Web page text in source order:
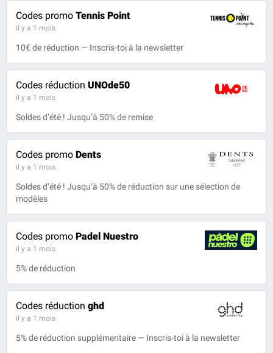
Codes promo Tennis Point
il y a 1 mois
10€ de réduction — Inscris-toi à la newsletter
Codes réduction UNOde50
il y a 1 mois
Soldes d’été ! Jusqu’à 50% de remise
Codes promo Dents
il y a 1 mois
Soldes d’été ! Jusqu’à 50% de réduction sur une sélection de
modèles
Codes promo Padel Nuestro
il y a 1 mois
5% de réduction
Codes réduction ghd
il y a 1 mois
5% de réduction supplémentaire — Inscris-toi à la newsletter